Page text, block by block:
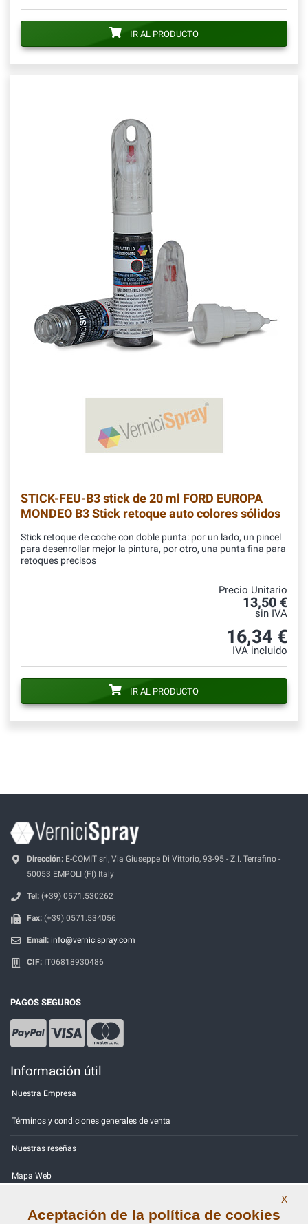
IR AL PRODUCTO
STICK-FEU-B3stick de 20 ml FORD EUROPA
MONDEO B3 Stick retoque auto colores sólidos
Stick retoque de coche con doble punta: por un lado, un pincel
para desenrollar mejor la pintura, por otro, una punta fina para
retoques precisos
Precio Unitario
13,50 €
sin IVA
16,34 €
IVA incluido
IR AL PRODUCTO
Dirección: E-COMIT srl, Via Giuseppe Di Vittorio, 93-95 - Z.I. Terrafino -
50053 EMPOLI (FI) Italy
Tel: (+39) 0571.530262
Fax: (+39) 0571.534056
Email: info@vernicispray.com
CIF: IT06818930486
PAGOS SEGUROS
Información útil
Nuestra Empresa
Términos y condiciones generales de venta
Nuestras reseñas
Mapa Web
X
Aceptación de la política de cookies